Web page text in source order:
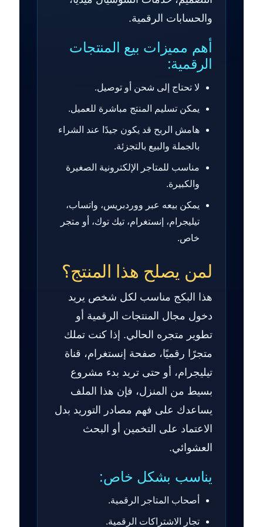
والحسابات الرقمية.
أهم مميزات بيع المنتجات
الرقمية:
لا تحتاج إلى شحن أو توصيل.
يمكن تسليم المنتج مباشرة للعميل.
هامش الربح قد يكون جيدًا عند الشراء
بالجملة والبيع بالتجزئة.
مناسب للمتاجر الإلكترونية الصغيرة
والكبيرة.
يمكن بيعه عبر ووردبريس، واتساب،
تيليجرام، إنستغرام، تيك توك، أو متجر
خاص.
لمن يصلح هذا المنتج؟
هذا البكج مناسب لكل شخص يريد
دخول مجال المنتجات الرقمية أو
تطوير متجره الحالي. إذا كنت تملك
متجرًا رقميًا، صفحة إنستغرام، قناة
تيليجرام، أو حتى تريد بدء مشروع
بسيط من المنزل، فإن هذا الملف
يساعدك على فهم مصادر التوريد بدل
الاعتماد على التخمين أو البحث
العشوائي.
يناسب بشكل خاص:
أصحاب المتاجر الرقمية.
تجار الاشتراكات الرقمية.